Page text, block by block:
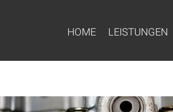
HOME LEISTUNGEN